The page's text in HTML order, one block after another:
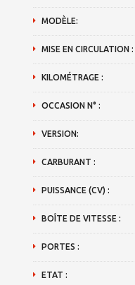
MODÈLE:
MISE EN CIRCULATION :
KILOMÉTRAGE :
OCCASION N° :
VERSION:
CARBURANT :
PUISSANCE (CV) :
BOÎTE DE VITESSE :
PORTES :
ETAT :